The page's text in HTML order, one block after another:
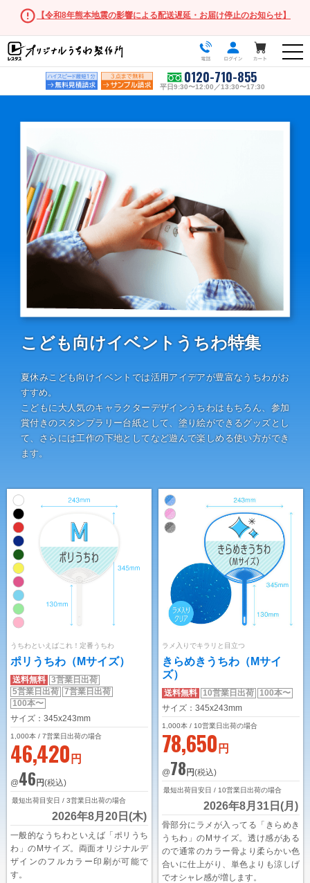
【令和8年熊本地震の影響による配送遅延・お届け停止のお知らせ】
0120-710-855
平日9:30〜12:00／13:30〜17:30
うちわ商品一覧
スタンダードうちわ
ポリうちわ（Mサイズ）
ポリうちわ（Sサイズ）
ポリうちわ（XSサイズ）
きらめきうちわ（Mサイズ）
クリアうちわ（Mサイズ）
紙うちわ
紙うちわ 丸
紙うちわ ハート型
紙うちわ パンダ・くま型
紙うちわ ネコ・イヌ型
エコ紙うちわ（レギュラー）
エコ紙うちわ（ジュニア）
エコ紙うちわ（オリジナル）
蓄光うちわ（Mサイズ）
蓄光うちわ（Sサイズ）
蓄光うちわ（XSサイズ）
UVうちわ（Mサイズ）
UVうちわ（Sサイズ）
UVうちわ（XSサイズ）
ジャンボうちわ
お問い合わせ
お問い合わせフォーム
こども向けイベントうちわ特集
夏休みこども向けイベントでは活用アイデアが豊富なうちわがお
すすめ。
こどもに大人気のキャラクターデザインうちわはもちろん、参加
賞付きのスタンプラリー台紙として、塗り絵ができるグッズとし
て、さらには工作の下地としてなど遊んで楽しめる使い方ができ
ます。
うちわといえばこれ！定番うちわ
ポリうちわ（Mサイズ）
送料無料 3営業日出荷
5営業日出荷 7営業日出荷
100本〜
サイズ：345x243mm
1,000本 / 7営業日出荷の場合
46,420 円
@46円(税込)
最短出荷目安日 / 3営業日出荷の場合
2026年8月20日(木)
一般的なうちわといえば「ポリうち
わ」のMサイズ。両面オリジナルデ
ザインのフルカラー印刷が可能で
す。
ラメ入りでキラリと目立つ
きらめきうちわ（Mサイ
ズ）
送料無料 10営業日出荷
100本〜
サイズ：345x243mm
1,000本 / 10営業日出荷の場合
78,650 円
@78円(税込)
最短出荷目安日 / 10営業日出荷の場合
2026年8月31日(月)
骨部分にラメが入ってる「きらめき
うちわ」のMサイズ。透け感がある
ので通常のカラー骨より柔らかい色
合いに仕上がり、単色よりも涼しげ
でオシャレ感が増します。